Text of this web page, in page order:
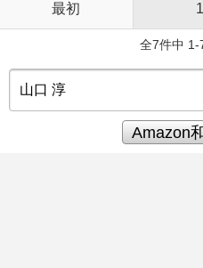
最初 1
全7件中 1-